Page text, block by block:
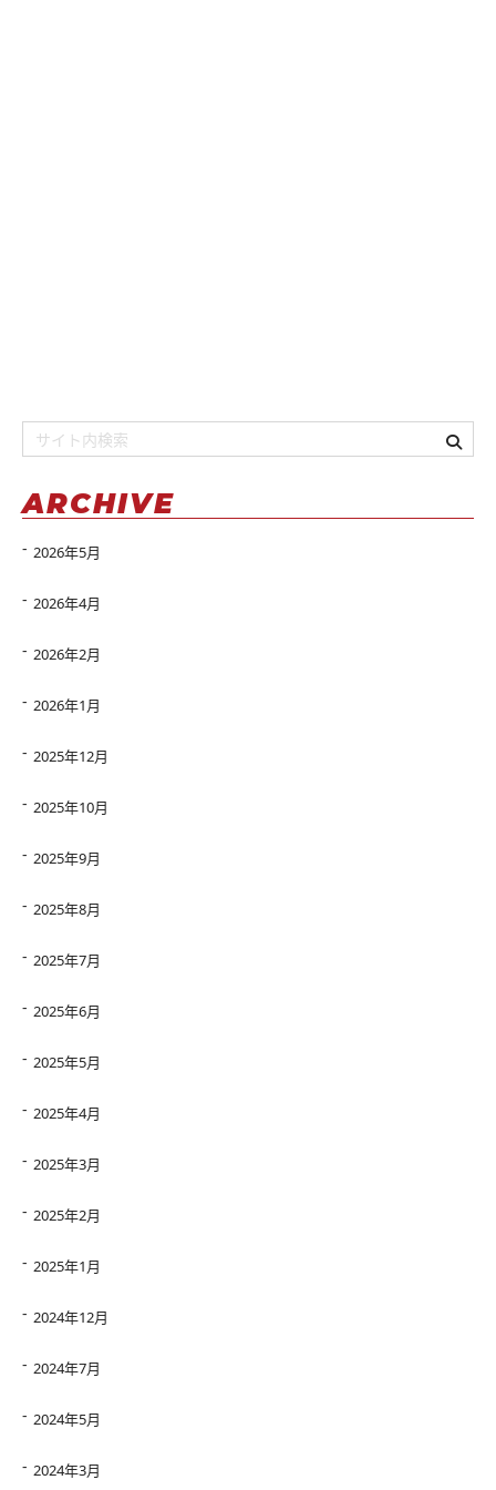
ARCHIVE
2026年5月
2026年4月
2026年2月
2026年1月
2025年12月
2025年10月
2025年9月
2025年8月
2025年7月
2025年6月
2025年5月
2025年4月
2025年3月
2025年2月
2025年1月
2024年12月
2024年7月
2024年5月
2024年3月